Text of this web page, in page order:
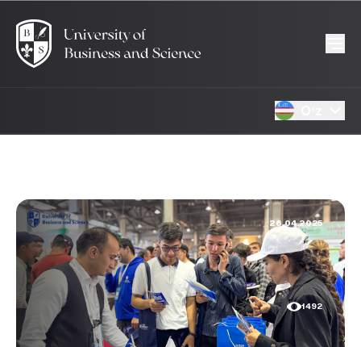
26.04.2025
1492